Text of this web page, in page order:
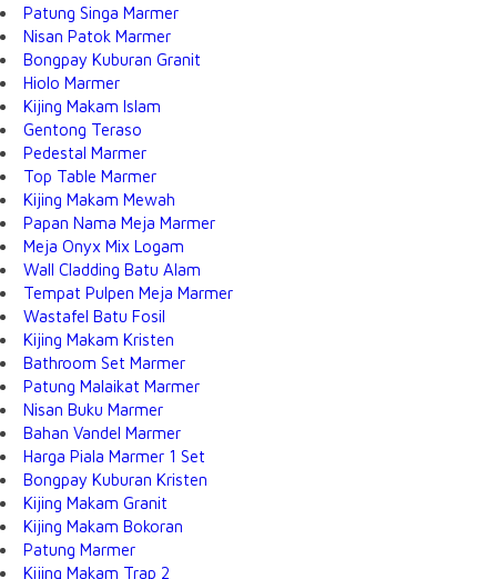
Patung Singa Marmer
Nisan Patok Marmer
Bongpay Kuburan Granit
Hiolo Marmer
Kijing Makam Islam
Gentong Teraso
Pedestal Marmer
Top Table Marmer
Kijing Makam Mewah
Papan Nama Meja Marmer
Meja Onyx Mix Logam
Wall Cladding Batu Alam
Tempat Pulpen Meja Marmer
Wastafel Batu Fosil
Kijing Makam Kristen
Bathroom Set Marmer
Patung Malaikat Marmer
Nisan Buku Marmer
Bahan Vandel Marmer
Harga Piala Marmer 1 Set
Bongpay Kuburan Kristen
Kijing Makam Granit
Kijing Makam Bokoran
Patung Marmer
Kijing Makam Trap 2